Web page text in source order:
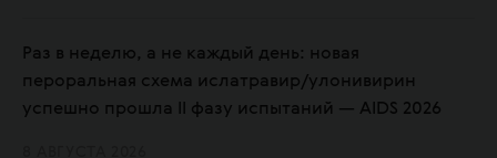
Раз в неделю, а не каждый день: новая
пероральная схема ислатравир/улонивирин
успешно прошла II фазу испытаний — AIDS 2026